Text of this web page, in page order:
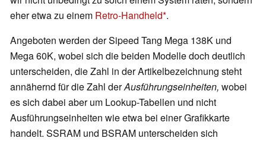
eher etwa zu einem Retro-Handheld .
Angeboten werden der Sipeed Tang Mega 138K und
Mega 60K, wobei sich die beiden Modelle doch deutlich
unterscheiden, die Zahl in der Artikelbezeichnung steht
annähernd für die Zahl derAusführungseinheiten, wobei
es sich dabei aber um Lookup-Tabellen und nicht
Ausführungseinheiten wie etwa bei einer Grafikkarte
handelt. SSRAM und BSRAM unterscheiden sich